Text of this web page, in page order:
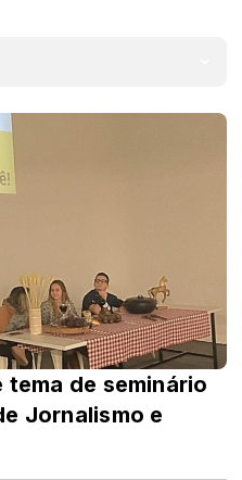
de seminário
Jornalismo e